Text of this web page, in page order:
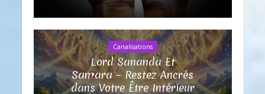
Canalisations
Lord Sananda Et
Samara – Restez Ancrés
dans Votre Être Intérieur